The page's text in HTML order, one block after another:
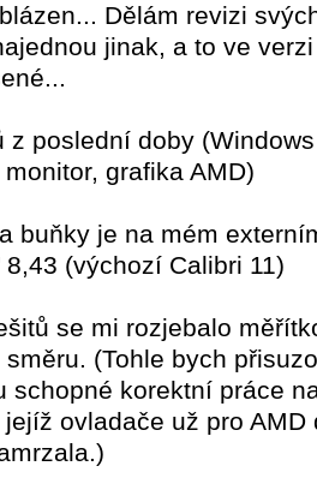
Dělám revizi
jinak, a to ve
z poslední doby
grafika AMD)
buňky je na mém
(výchozí Calibri 11)
se mi rozjebalo
(Tohle bych
schopné korektní práce
ovladače už pro